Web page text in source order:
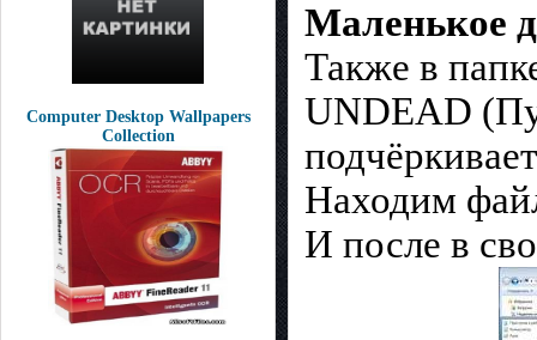
Computer Desktop Wallpapers
Collection
Маленькое
Также в
UNDEAD
Находим
И после в